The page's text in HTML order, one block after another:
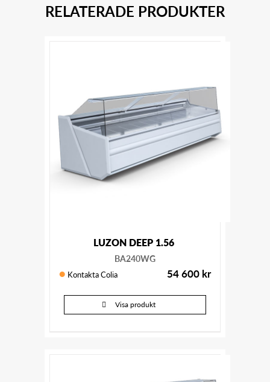
RELATERADE PRODUKTER
LUZON DEEP 1.56
BA240WG
Kontakta Colia 54 600 kr
Visa produkt